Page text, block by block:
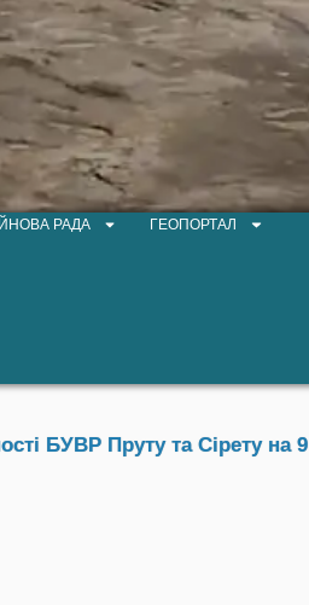
РАДА ГЕОПОРТАЛ
БУВР Пруту та Сірету на 9